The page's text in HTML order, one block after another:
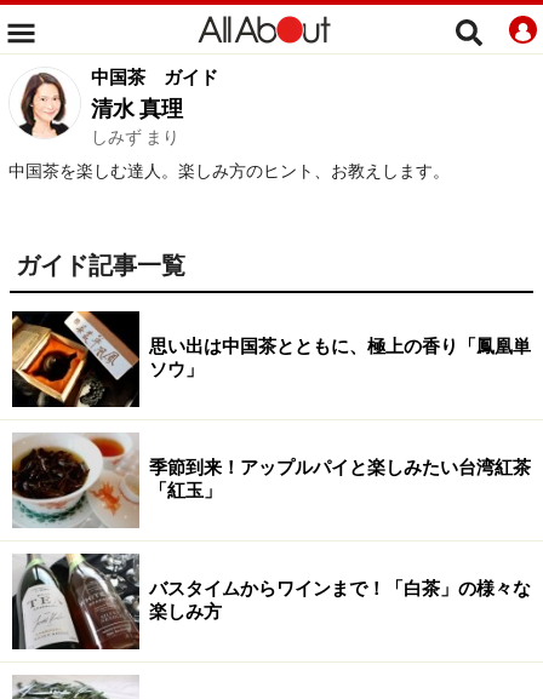
中国茶 ガイド
清水 真理
しみず まり
中国茶を楽しむ達人。楽しみ方のヒント、お教えします。
ガイド記事一覧
思い出は中国茶とともに、極上の香り「鳳凰単
ソウ」
季節到来！アップルパイと楽しみたい台湾紅茶
「紅玉」
バスタイムからワインまで！「白茶」の様々な
楽しみ方